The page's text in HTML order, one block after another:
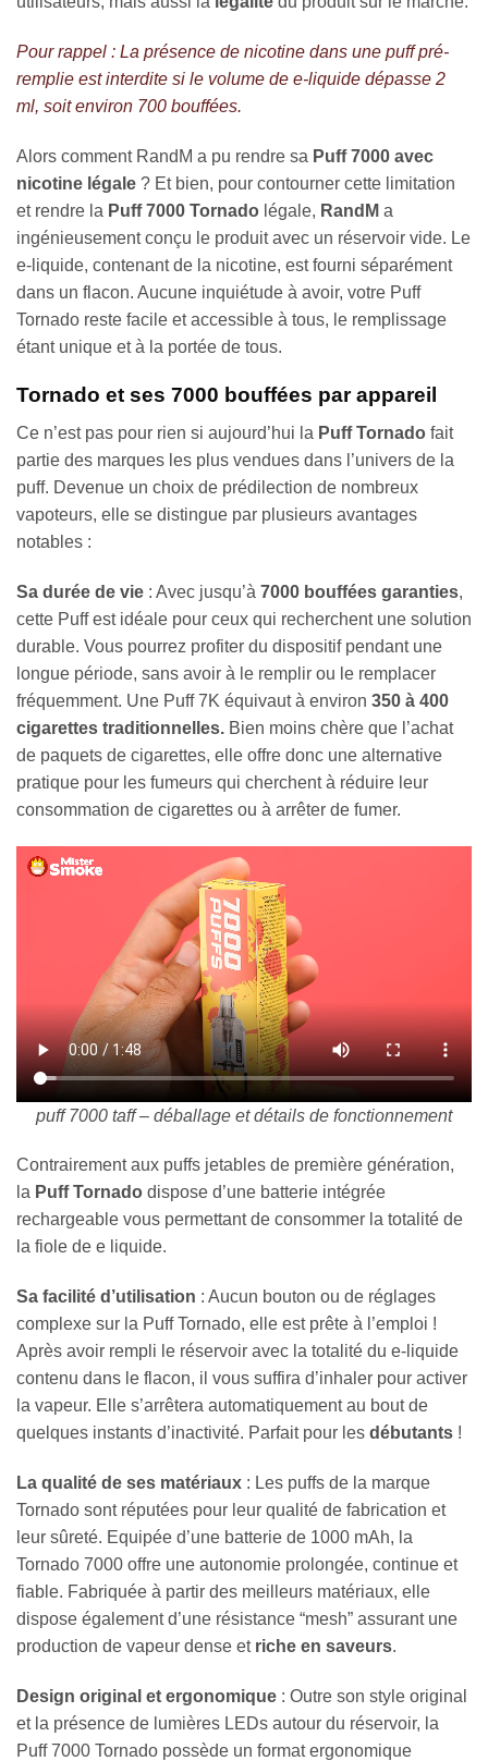
Pour rappel : La présence de nicotine dans une puff pré-
remplie est interdite si le volume de e-liquide dépasse 2
ml, soit environ 700 bouffées.
Alors comment RandM a pu rendre sa Puff 7000 avec
nicotine légale ? Et bien, pour contourner cette limitation
et rendre la Puff 7000 Tornado légale, RandM a
ingénieusement conçu le produit avec un réservoir vide. Le
e-liquide, contenant de la nicotine, est fourni séparément
dans un flacon. Aucune inquiétude à avoir, votre Puff
Tornado reste facile et accessible à tous, le remplissage
étant unique et à la portée de tous.
Tornado et ses 7000 bouffées par appareil
Ce n’est pas pour rien si aujourd’hui la Puff Tornado fait
partie des marques les plus vendues dans l’univers de la
puff. Devenue un choix de prédilection de nombreux
vapoteurs, elle se distingue par plusieurs avantages
notables :
Sa durée de vie : Avec jusqu’à 7000 bouffées garanties,
cette Puff est idéale pour ceux qui recherchent une solution
durable. Vous pourrez profiter du dispositif pendant une
longue période, sans avoir à le remplir ou le remplacer
fréquemment. Une Puff 7K équivaut à environ 350 à 400
cigarettes traditionnelles. Bien moins chère que l’achat
de paquets de cigarettes, elle offre donc une alternative
pratique pour les fumeurs qui cherchent à réduire leur
consommation de cigarettes ou à arrêter de fumer.
puff 7000 taff – déballage et détails de fonctionnement
Contrairement aux puffs jetables de première génération,
la Puff Tornado dispose d’une batterie intégrée
rechargeable vous permettant de consommer la totalité de
la fiole de e liquide.
Sa facilité d’utilisation : Aucun bouton ou de réglages
complexe sur la Puff Tornado, elle est prête à l’emploi !
Après avoir rempli le réservoir avec la totalité du e-liquide
contenu dans le flacon, il vous suffira d’inhaler pour activer
la vapeur. Elle s’arrêtera automatiquement au bout de
quelques instants d’inactivité. Parfait pour les débutants !
La qualité de ses matériaux : Les puffs de la marque
Tornado sont réputées pour leur qualité de fabrication et
leur sûreté. Equipée d’une batterie de 1000 mAh, la
Tornado 7000 offre une autonomie prolongée, continue et
fiable. Fabriquée à partir des meilleurs matériaux, elle
dispose également d’une résistance “mesh” assurant une
production de vapeur dense et riche en saveurs.
Design original et ergonomique : Outre son style original
et la présence de lumières LEDs autour du réservoir, la
Puff 7000 Tornado possède un format ergonomique